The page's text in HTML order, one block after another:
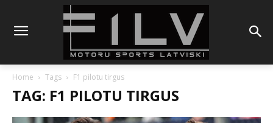
Home Tags F1 pilotu tirgus
TAG: F1 PILOTU TIRGUS